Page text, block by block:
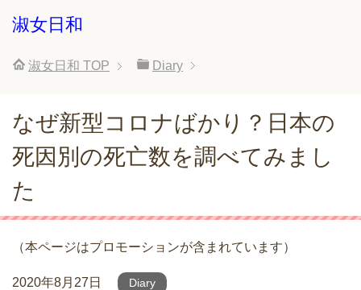
淑女日和
淑女日和 TOP Diary
なぜ新型コロナばかり？日本の
死因別の死亡数を調べてみまし
た
（本ページはプロモーションが含まれています）
2020年8月27日 Diary